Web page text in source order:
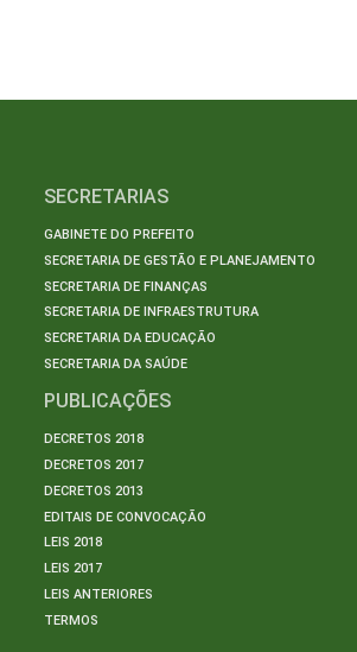
SECRETARIAS
GABINETE DO PREFEITO
SECRETARIA DE GESTÃO E PLANEJAMENTO
SECRETARIA DE FINANÇAS
SECRETARIA DE INFRAESTRUTURA
SECRETARIA DA EDUCAÇÃO
SECRETARIA DA SAÚDE
PUBLICAÇÕES
DECRETOS 2018
DECRETOS 2017
DECRETOS 2013
EDITAIS DE CONVOCAÇÃO
LEIS 2018
LEIS 2017
LEIS ANTERIORES
TERMOS